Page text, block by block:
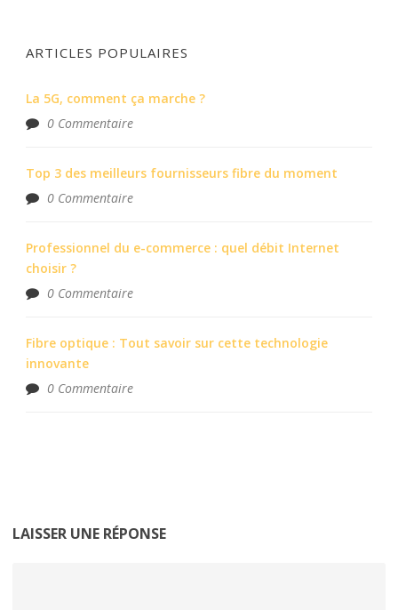
ARTICLES POPULAIRES
La 5G, comment ça marche ?
0 Commentaire
Top 3 des meilleurs fournisseurs fibre du moment
0 Commentaire
Professionnel du e-commerce : quel débit Internet
choisir ?
0 Commentaire
Fibre optique : Tout savoir sur cette technologie
innovante
0 Commentaire
LAISSER UNE RÉPONSE